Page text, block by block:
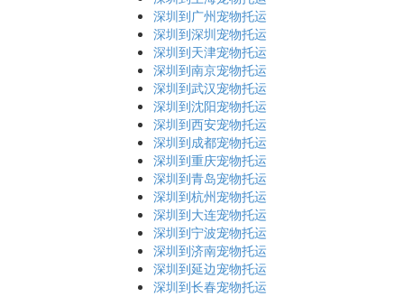
深圳到广州宠物托运
深圳到深圳宠物托运
深圳到天津宠物托运
深圳到南京宠物托运
深圳到武汉宠物托运
深圳到沈阳宠物托运
深圳到西安宠物托运
深圳到成都宠物托运
深圳到重庆宠物托运
深圳到青岛宠物托运
深圳到杭州宠物托运
深圳到大连宠物托运
深圳到宁波宠物托运
深圳到济南宠物托运
深圳到延边宠物托运
深圳到长春宠物托运